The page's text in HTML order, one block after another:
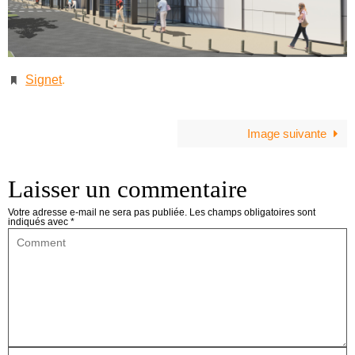
Signet.
Image suivante
Laisser un commentaire
Votre adresse e-mail ne sera pas publiée. Les champs obligatoires sont
indiqués avec *